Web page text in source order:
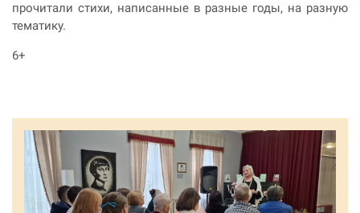
прочитали стихи, написанные в разные годы, на разную
тематику.
6+